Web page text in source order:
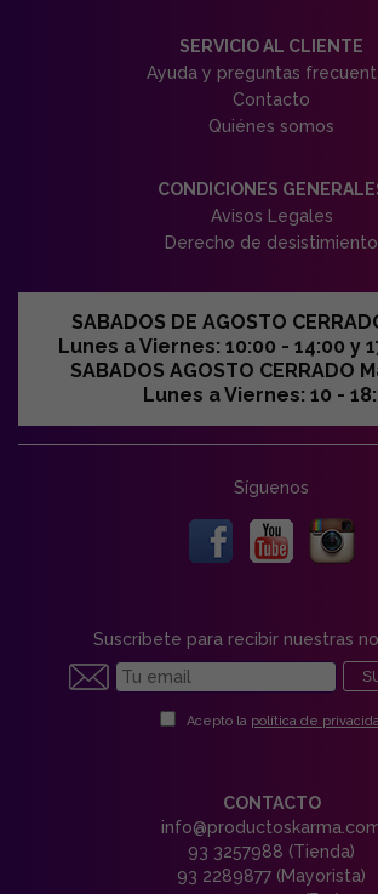
SERVICIO AL CLIENTE
Ayuda y preguntas
Contacto
Quiénes somos
CONDICIONES
Avisos Legales
Derecho de desistimiento
SABADOS DE AGOSTO
Lunes a Viernes: 10:00 - 14:00 y
SABADOS AGOSTO CERRADO
Lunes a Viernes: 10 -
Síguenos
Suscríbete para recibir nuestras
Acepto la política de
CONTACTO
93 3257988 (Tienda)
93 2289877 (Mayorista)